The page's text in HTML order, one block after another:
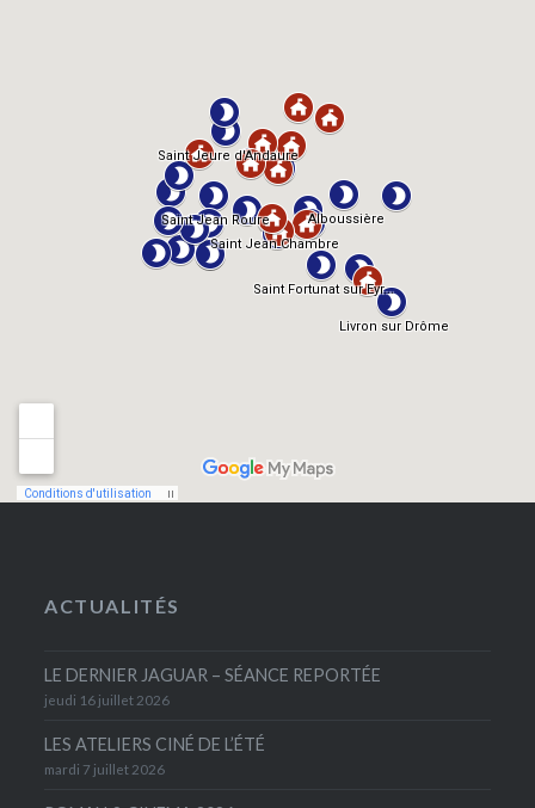
ACTUALITÉS
LE DERNIER JAGUAR – SÉANCE REPORTÉE
jeudi 16 juillet 2026
LES ATELIERS CINÉ DE L’ÉTÉ
mardi 7 juillet 2026